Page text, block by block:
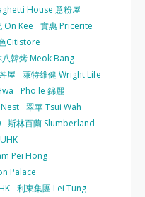
House 意粉屋
On Kee
實惠 Pricerite
Citistore
八韓烤 Meok Bang
屋
萊特維健 Wright Life
Pho le 錦麗
翠華 Tsui Wah
斯林百蘭 Slumberland
Pei Hong
Palace
利東集團 Lei Tung